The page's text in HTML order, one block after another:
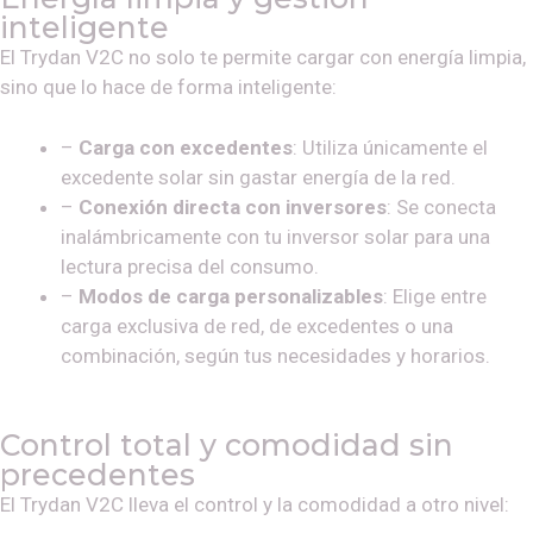
inteligente
El Trydan V2C no solo te permite cargar con energía limpia,
sino que lo hace de forma inteligente:
– Carga con excedentes: Utiliza únicamente el
excedente solar sin gastar energía de la red.
– Conexión directa con inversores: Se conecta
inalámbricamente con tu inversor solar para una
lectura precisa del consumo.
– Modos de carga personalizables: Elige entre
carga exclusiva de red, de excedentes o una
combinación, según tus necesidades y horarios.
Control total y comodidad sin
precedentes
El Trydan V2C lleva el control y la comodidad a otro nivel: